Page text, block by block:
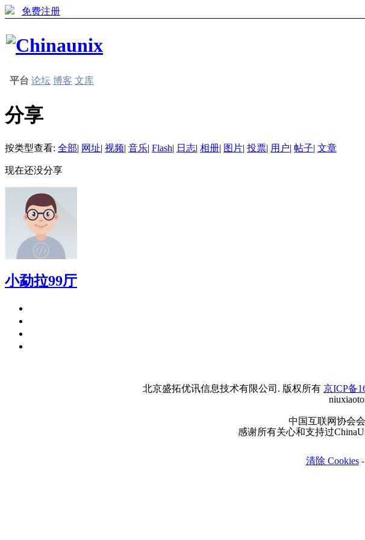
免费注册
平台 论坛 博客 文库
分享
按类型查看: 全部| 网址| 视频| 音乐| Flash| 日志| 相册| 图片| 投票| 用户| 帖子| 文章
现在还没分享
小勐拉99厅
北京盛拓优讯信息技术有限公司. 版权所有 京ICP备
中国互联网协会
感谢所有关心和支持过
清除 Cookies-